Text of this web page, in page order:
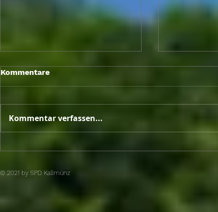
Unterschriftenaktion von
Berlin
Mai 2026
Kommentare
Kommentar verfassen...
© 2021 by SPD Kallmünz​